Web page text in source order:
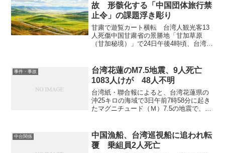
故 形骸化する「中国団体旅行禁
止令」の課題浮き彫り
甘粛で遊覧カート横転 台湾人観光客13
人死傷中国甘粛省の景勝地「甘加草原
（甘加秘境）」で24日午後4時頃、台湾人
の緊張を背景に、台湾政府は現在も旅行
社による中国へ...
事件・事故
台湾花蓮のM7.5地震、9人死亡
1083人けが 48人不明
台湾紙・聯合報によると、台湾花蓮県の
沖25キロの海域で3日午前7時58分に起き
たマグニチュード（Ｍ）7.5の地震で、中
た。また、崩れた建物の中などに96人が
取り...
中台関係
中国漁船、台湾巡視船に追われ転
覆 乗組員2人死亡